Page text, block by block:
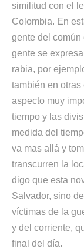
similitud con el
Colombia. En
gente del común
gente se
rabia, por
también en otras
aspecto muy
tiempo y las
medida del
va mas allá y
transcurren la
digo que esta
Salvador, sino
víctimas de la
y del corriente,
final del día.